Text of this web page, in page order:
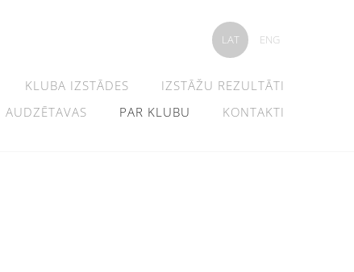
KLUBA IZSTĀDES
IZSTĀŽU REZULTĀTI
AUDZĒTAVAS PAR KLUBU KONTAKTI
LAT ENG